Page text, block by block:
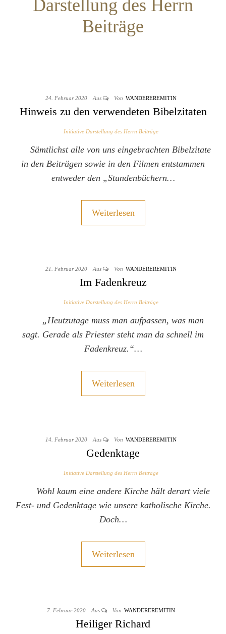
Darstellung des Herrn
Beiträge
24. Februar 2020 Aus Von WANDEREREMITIN
Hinweis zu den verwendeten Bibelzitaten
Initiative Darstellung des Herrn Beiträge
Sämtlichst alle von uns eingebrachten Bibelzitate
in den Beiträgen sowie in den Filmen entstammen
entweder den „Stundenbüchern…
Weiterlesen
21. Februar 2020 Aus Von WANDEREREMITIN
Im Fadenkreuz
Initiative Darstellung des Herrn Beiträge
„Heutzutage muss man aufpassen, was man
sagt. Gerade als Priester steht man da schnell im
Fadenkreuz.“…
Weiterlesen
14. Februar 2020 Aus Von WANDEREREMITIN
Gedenktage
Initiative Darstellung des Herrn Beiträge
Wohl kaum eine andere Kirche hält derart viele
Fest- und Gedenktage wie unsere katholische Kirche.
Doch…
Weiterlesen
7. Februar 2020 Aus Von WANDEREREMITIN
Heiliger Richard